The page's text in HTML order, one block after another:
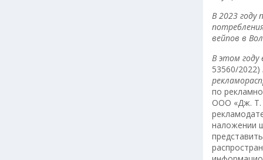
В 2023 году
вейпов в
В этом году
53560/2022)
по
ООО «Дж. Т.
наложении